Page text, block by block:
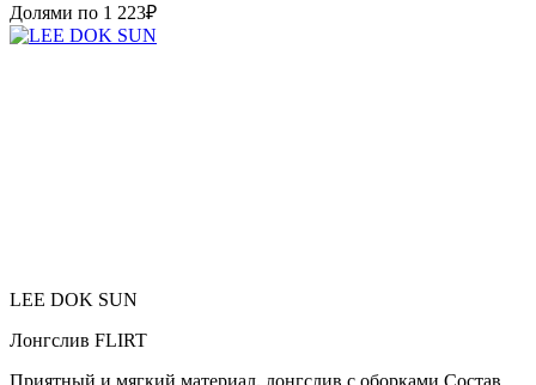
Долями по 1 223₽
LEE DOK SUN
Лонгслив FLIRT
Приятный и мягкий материал, лонгслив с оборками Состав